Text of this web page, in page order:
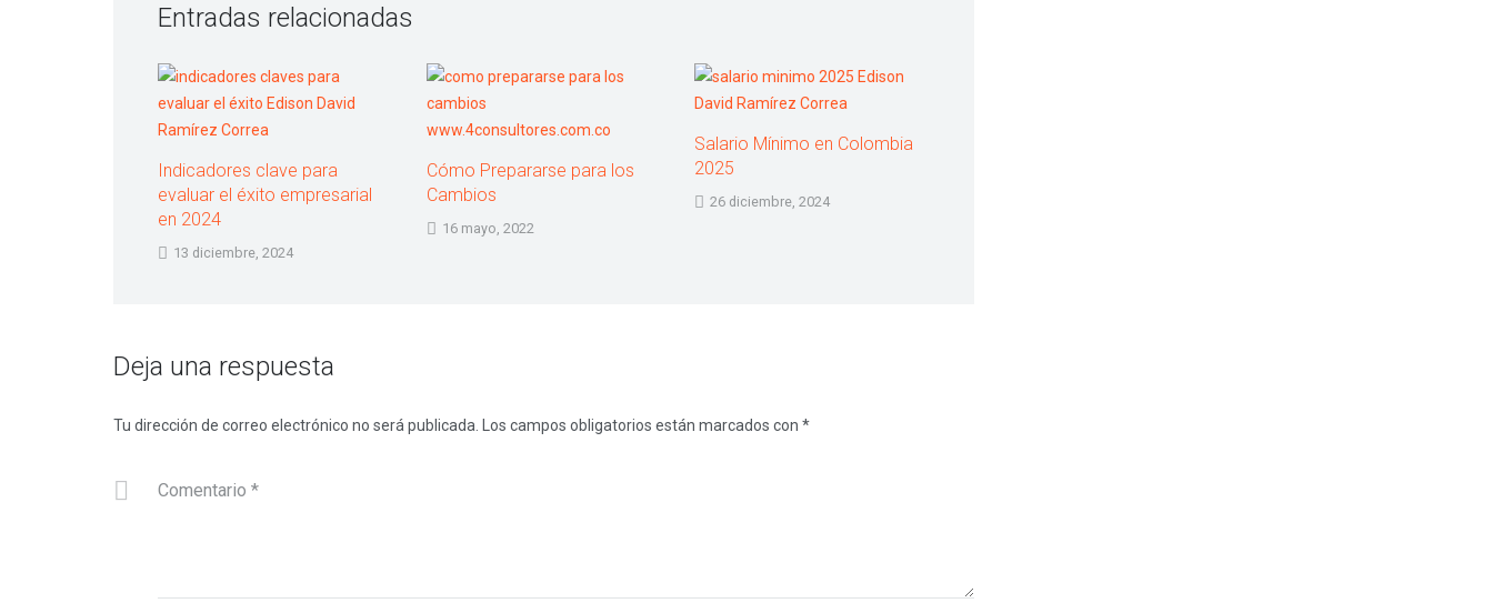
Entradas relacionadas
Indicadores clave para
evaluar el éxito empresarial
en 2024
13 diciembre, 2024
Cómo Prepararse para los
Cambios
16 mayo, 2022
Salario Mínimo en Colombia
2025
26 diciembre, 2024
Deja una respuesta
Tu dirección de correo electrónico no será publicada. Los campos obligatorios están marcados con *
Comentario *